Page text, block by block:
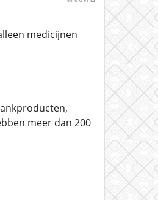
medicijnen
meer dan 200